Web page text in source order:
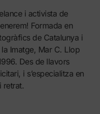
i activista de
Formada en
de Catalunya i
Imatge, Mar C. Llop
Des de llavors
i s’especialitza en
retrat.